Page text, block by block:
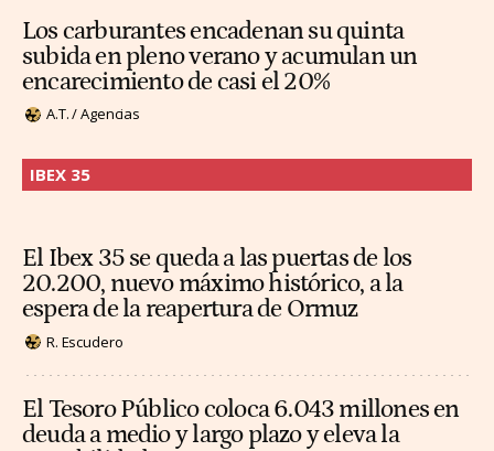
Los carburantes encadenan su quinta
subida en pleno verano y acumulan un
encarecimiento de casi el 20%
A.T. / Agencias
IBEX 35
El Ibex 35 se queda a las puertas de los
20.200, nuevo máximo histórico, a la
espera de la reapertura de Ormuz
R. Escudero
El Tesoro Público coloca 6.043 millones en
deuda a medio y largo plazo y eleva la